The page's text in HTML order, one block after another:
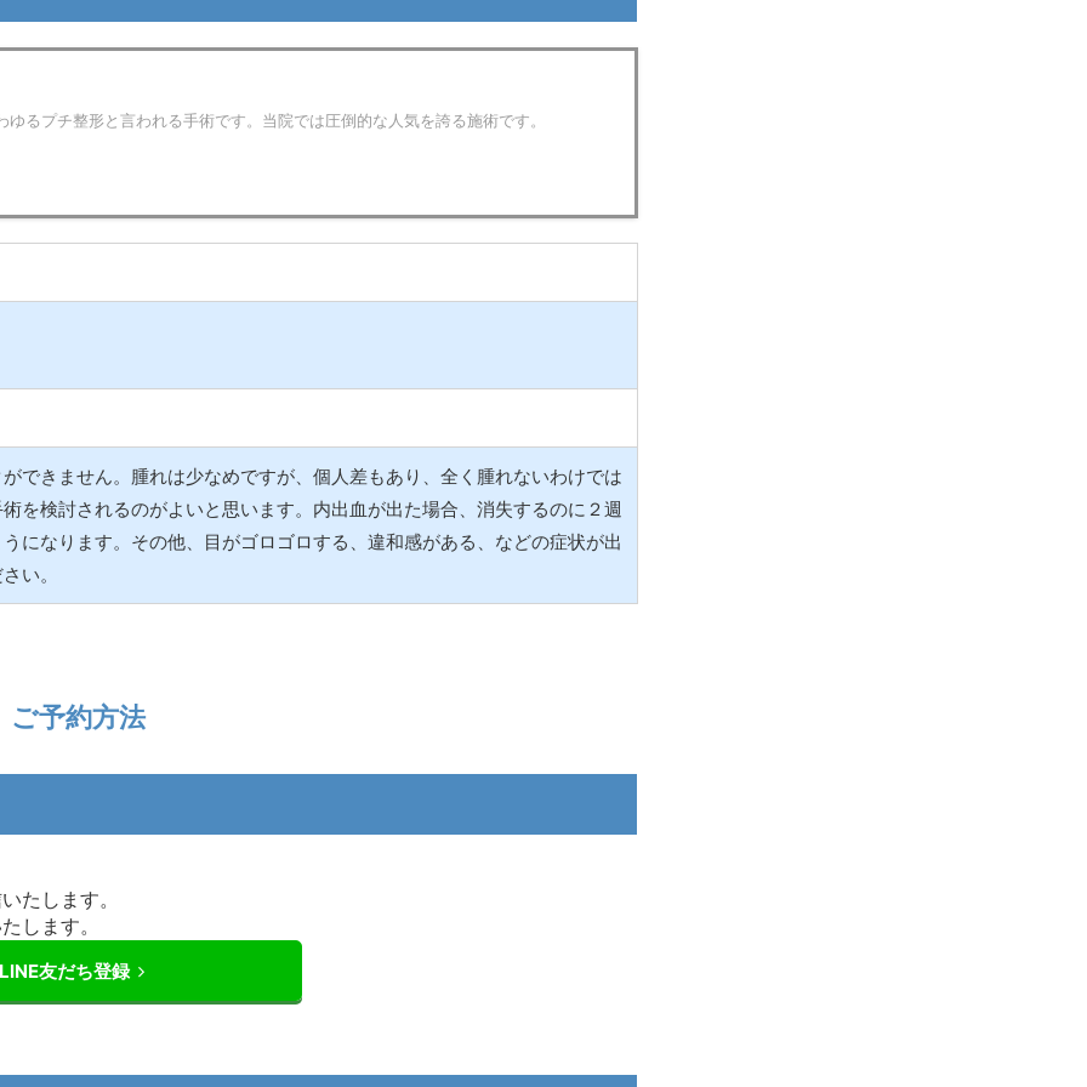
るプチ整形と言われる手術です。当院では圧倒的な人気を誇る施術です。
できません。腫れは少なめですが、個人差もあり、全く腫れないわけでは
を検討されるのがよいと思います。内出血が出た場合、消失するのに２週
になります。その他、目がゴロゴロする、違和感がある、などの症状が出
い。
ご予約方法
たします。
します。
LINE友だち登録